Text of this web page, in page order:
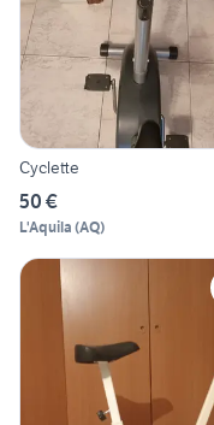
Cyclette
50 €
L'Aquila (AQ)